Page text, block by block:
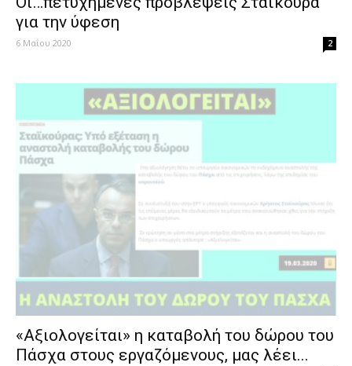
για την ύφεση
6 Μαΐου 2020 2
«Αξιολογείται» η καταβολή του δώρου του
Πάσχα στους εργαζόμενους, μας λέει...